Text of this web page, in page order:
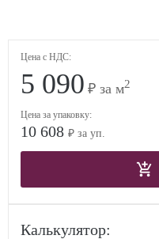
Цена с НДС:
5 090 ₽ за м2
Цена за упаковку:
10 608 ₽ за уп.
Калькулятор: